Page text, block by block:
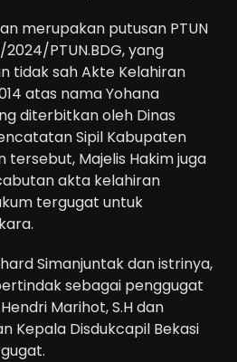
merupakan putusan PTUN
PTUN.BDG, yang
tidak sah Akte Kelahiran
atas nama Yohana
diterbitkan oleh Dinas
Sipil Kabupaten
tersebut, Majelis Hakim juga
akta kelahiran
tergugat untuk
Simanjuntak dan istrinya,
sebagai penggugat
Marihot, S.H dan
Kepala Disdukcapil Bekasi